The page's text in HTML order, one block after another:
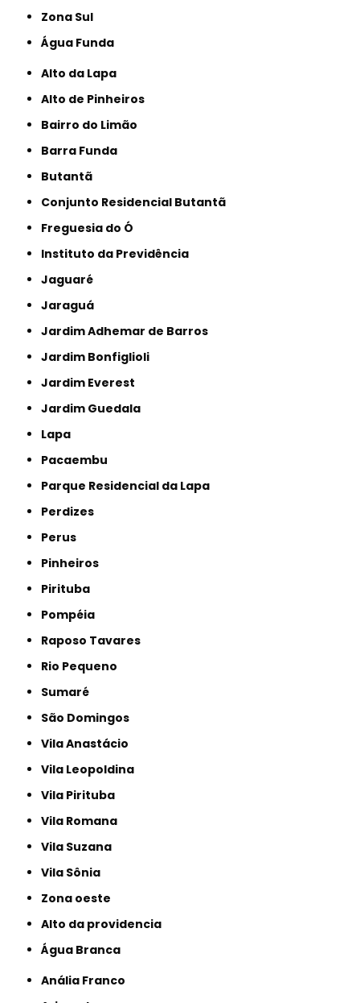
Zona Sul
Água Funda
Alto da Lapa
Alto de Pinheiros
Bairro do Limão
Barra Funda
Butantã
Conjunto Residencial Butantã
Freguesia do Ó
Instituto da Previdência
Jaguaré
Jaraguá
Jardim Adhemar de Barros
Jardim Bonfiglioli
Jardim Everest
Jardim Guedala
Lapa
Pacaembu
Parque Residencial da Lapa
Perdizes
Perus
Pinheiros
Pirituba
Pompéia
Raposo Tavares
Rio Pequeno
Sumaré
São Domingos
Vila Anastácio
Vila Leopoldina
Vila Pirituba
Vila Romana
Vila Suzana
Vila Sônia
Zona oeste
alto da providencia
Água Branca
Anália Franco